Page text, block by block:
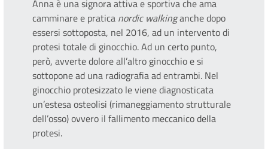
Anna è una signora attiva e sportiva che ama
camminare e pratica nordic walkinganche dopo
essersi sottoposta, nel 2016, ad un intervento di
protesi totale di ginocchio. Ad un certo punto,
però, avverte dolore all’altro ginocchio e si
sottopone ad una radiografia ad entrambi. Nel
ginocchio protesizzato le viene diagnosticata
un’estesa osteolisi (rimaneggiamento strutturale
dell’osso) ovvero il fallimento meccanico della
protesi.